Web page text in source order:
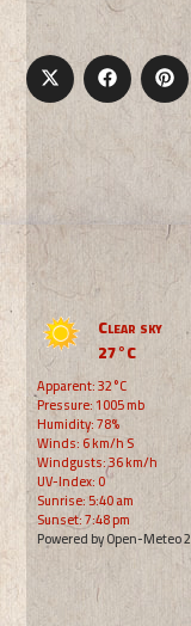
Clear sky
27°C
Apparent: 32°C
Pressure: 1005 mb
Humidity: 78%
Winds: 6 km/h S
Windgusts: 36 km/h
UV-Index: 0
Sunrise: 5:40 am
Sunset: 7:48 pm